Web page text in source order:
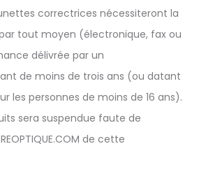
correctrices nécessiteront la
tout moyen (électronique, fax ou
délivrée par un
de moins de trois ans (ou datant
les personnes de moins de 16 ans).
sera suspendue faute de
de cette